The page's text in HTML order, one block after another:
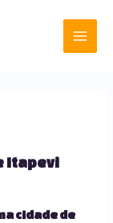
Main
Itapevi
cidade de